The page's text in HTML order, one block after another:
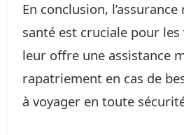
En conclusion,
santé est cruciale pour les
leur offre une assistance
rapatriement en cas de
à voyager en toute